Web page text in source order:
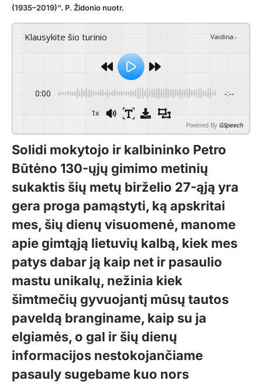
(1935–2019)“. P. Židonio nuotr.
Klausykite šio turinio Vaidina:-
0:00 -:--
1x
Powered By GSpeech
Solidi mokytojo ir kalbininko Petro
Būtėno 130-ųjų gimimo metinių
sukaktis šių metų birželio 27-ąją yra
gera proga pamąstyti, ką apskritai
mes, šių dienų visuomenė, manome
apie gimtąją lietuvių kalbą, kiek mes
patys dabar ją kaip net ir pasaulio
mastu unikalų, nežinia kiek
šimtmečių gyvuojantį mūsų tautos
paveldą branginame, kaip su ja
elgiamės, o gal ir šių dienų
informacijos nestokojančiame
pasauly sugebame kuo nors